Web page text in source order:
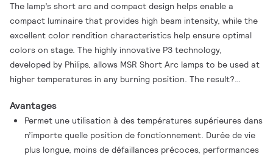
The lamp’s short arc and compact design helps enable a
compact luminaire that provides high beam intensity, while the
excellent color rendition characteristics help ensure optimal
colors on stage. The highly innovative P3 technology,
developed by Philips, allows MSR Short Arc lamps to be used at
higher temperatures in any burning position. The result?
performance throughout the lamp’s lifetime.
Avantages
Permet une utilisation à des températures supérieures dans
n’importe quelle position de fonctionnement. Durée de vie
plus longue, moins de défaillances précoces, performances